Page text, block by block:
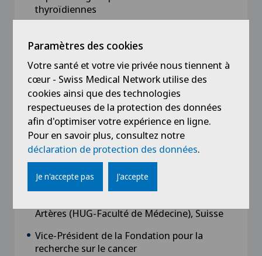
thyroïdiennes
Affiliations
Fondations
1994-2016 : Président de la Fondation
romande pour la recherche sur le diabète,
Suisse
2004-2017 : Président de la Fondation pour la
recherche sur le métabolisme, Suisse
Artères (HUG-Faculté de Médecine), Suisse
Vice-Président de la Fondation pour la
recherche sur le cancer
Paramètres des cookies
Votre santé et votre vie privée nous tiennent à
cœur - Swiss Medical Network utilise des
cookies ainsi que des technologies
respectueuses de la protection des données
afin d'optimiser votre expérience en ligne.
Pour en savoir plus, consultez notre
déclaration de protection des données.
Je n'accepte pas J'accepte